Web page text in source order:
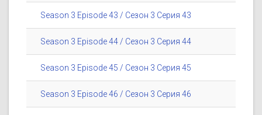
Season 3 Episode 43 / Сезон 3 Серия 43
Season 3 Episode 44 / Сезон 3 Серия 44
Season 3 Episode 45 / Сезон 3 Серия 45
Season 3 Episode 46 / Сезон 3 Серия 46